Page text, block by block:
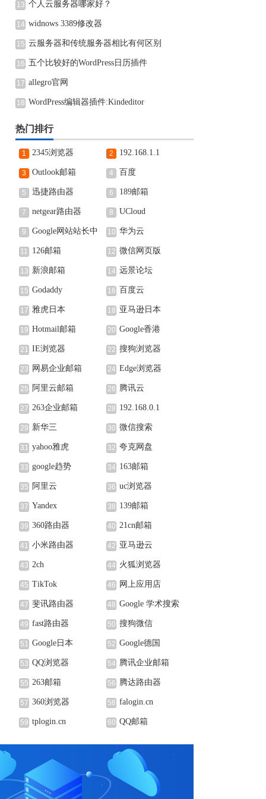
13 个人云服务器哪家好？
14 widnows 3389修改器
15 云服务器和传统服务器相比有何区别
16 五个比较好的WordPress日历插件
17 allegro官网
18 WordPress编辑器插件:Kindeditor
热门排行
1 2345浏览器 2 192.168.1.1
3 Outlook邮箱 4 百度
5 迅捷路由器 6 189邮箱
7 netgear路由器 8 UCloud
9
Google网站站长中
心
10 华为云
11 126邮箱 12 微信网页版
13 新浪邮箱 14 远景论坛
15 Godaddy 16 百度云
17 雅虎日本 18 亚马逊日本
19 Hotmail邮箱 20 Google香港
21 IE浏览器 22 搜狗浏览器
23 网易企业邮箱 24 Edge浏览器
25 阿里云邮箱 26 腾讯云
27 263企业邮箱 28 192.168.0.1
29 新华三 30 微信搜索
31 yahoo雅虎 32 夸克网盘
33 google趋势 34 163邮箱
35 阿里云 36 uc浏览器
37 Yandex 38 139邮箱
39 360路由器 40 21cn邮箱
41 小米路由器 42 亚马逊云
43 2ch 44 火狐浏览器
45 TikTok 46 网上应用店
47 斐讯路由器 48 Google 学术搜索
49 fast路由器 50 搜狗微信
51 Google日本 52 Google德国
53 QQ浏览器 54 腾讯企业邮箱
55 263邮箱 56 腾达路由器
57 360浏览器 58 falogin.cn
59 tplogin.cn 60 QQ邮箱